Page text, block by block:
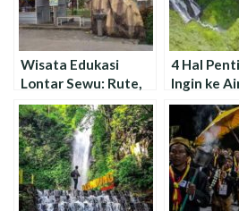
Wisata Edukasi
Lontar Sewu: Rute,
Harga Tiket & Jam
Buka
4 Hal
Ingin ke
Tumpak